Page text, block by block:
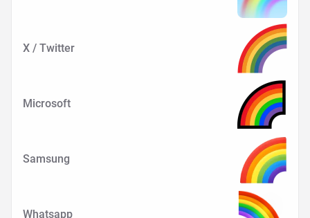
X / Twitter
Microsoft
Samsung
Whatsapp